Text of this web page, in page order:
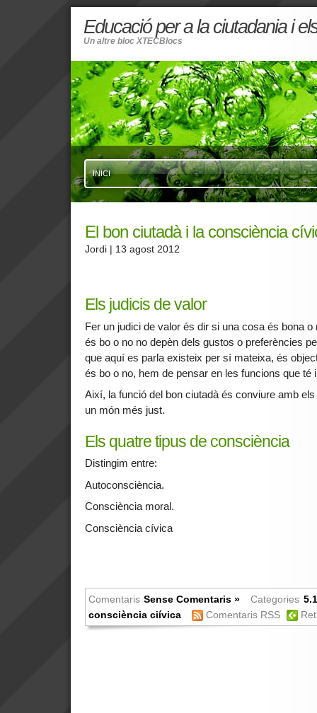
Educació per a la ciutadania i
Un altre bloc XTECBlocs
INICI
El bon ciutadà i la consciència
Jordi | 13 agost 2012
Els judicis de valor
Fer un judici de valor és dir si una cosa és bona o
és bo o no no depèn dels gustos o preferències
que aquí es parla existeix per sí mateixa, és
és bo o no, hem de pensar en les funcions que té
Així, la funció del bon ciutadà és conviure amb
un món més just.
Els quatre tipus de consciència
Distingim entre:
Autoconsciència.
Consciència moral.
Consciència cívica
Comentaris Sense Comentaris » Categories
consciència ciívica
Comentaris RSS